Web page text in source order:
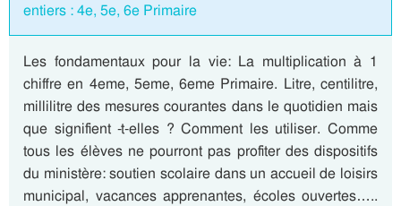
entiers : 4e, 5e, 6e Primaire
Les fondamentaux pour la vie: La multiplication à 1
chiffre en 4eme, 5eme, 6eme Primaire. Litre, centilitre,
millilitre des mesures courantes dans le quotidien mais
que signifient -t-elles ? Comment les utiliser. Comme
tous les élèves ne pourront pas profiter des dispositifs
du ministère: soutien scolaire dans un accueil de loisirs
municipal, vacances apprenantes, écoles ouvertes…..